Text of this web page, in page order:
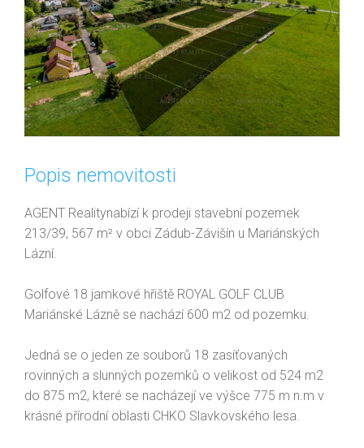
Popis nemovitosti
AGENT Realitynabízí k prodeji stavební pozemek
213/39, 567 m² v obci Zádub-Závišín u Mariánských
Lázní.
Golfové 18 jamkové hřiště ROYAL GOLF CLUB
Mariánské Lázně se nachází 600 m2 od pozemku.
Jedná se o jeden ze souborů 18 zasíťovaných
rovinných a slunných pozemků o velikost od 524 m2
do 875 m2, které se nacházejí ve výšce 775 m n.m v
krásné přírodní oblasti CHKO Slavkovského lesa.